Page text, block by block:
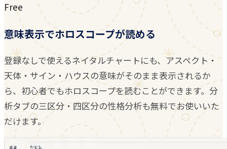
Free
意味表示でホロスコープが読める
登録なしで使えるネイタルチャートにも、アスペクト・
天体・サイン・ハウスの意味がそのまま表示されるか
ら、初心者でもホロスコープを読むことができます。分
析タブの三区分・四区分の性格分析も無料でお使いいた
だけます。